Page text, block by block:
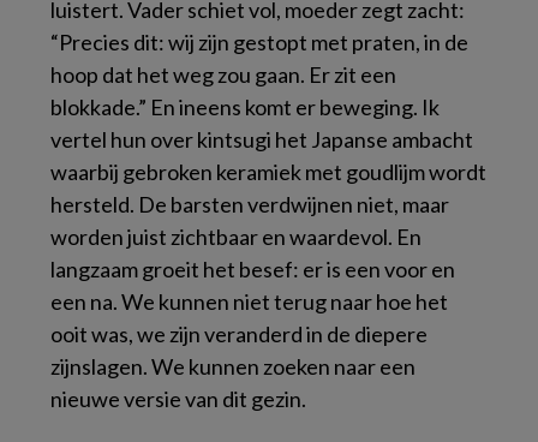
luistert. Vader schiet vol, moeder zegt zacht:
“Precies dit: wij zijn gestopt met praten, in de
hoop dat het weg zou gaan. Er zit een
blokkade.” En ineens komt er beweging. Ik
vertel hun overkintsugi het Japanse ambacht
waarbij gebroken keramiek met goudlijm wordt
hersteld. De barsten verdwijnen niet, maar
worden juist zichtbaar en waardevol. En
langzaam groeit het besef: er is eenvooren
een na.We kunnen niet terug naar hoe het
ooit was, we zijn veranderd in de diepere
zijnslagen. We kunnen zoeken naar een
nieuwe versie van dit gezin.